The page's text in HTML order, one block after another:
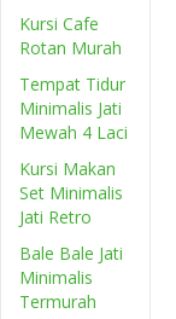
Kursi Cafe
Rotan Murah
Tempat Tidur
Minimalis Jati
Mewah 4 Laci
Kursi Makan
Set Minimalis
Jati Retro
Bale Bale Jati
Minimalis
Termurah